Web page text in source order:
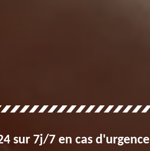
sur 7j/7 en cas d'urgence